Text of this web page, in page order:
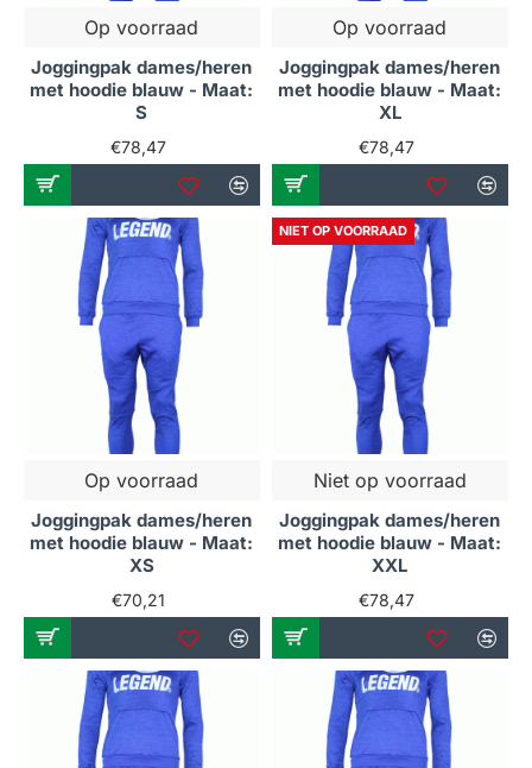
Op voorraad
Joggingpak dames/heren
met hoodie blauw - Maat:
S
€78,47
Op voorraad
Joggingpak dames/heren
met hoodie blauw - Maat:
XL
€78,47
Op voorraad
Joggingpak dames/heren
met hoodie blauw - Maat:
XS
€70,21
NIET OP VOORRAAD
Niet op voorraad
Joggingpak dames/heren
met hoodie blauw - Maat:
XXL
€78,47